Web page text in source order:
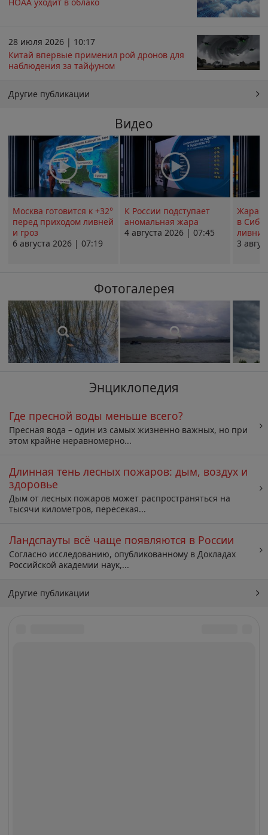
28 июля 2026 | 10:17
Китай впервые применил рой дронов для
наблюдения за тайфуном
Другие публикации
Видео
Москва готовится к +32°
перед приходом ливней
и гроз
6 августа 2026 | 07:19
К России подступает
аномальная жара
4 августа 2026 | 07:45
Жара в
в
ливни
3
Фотогалерея
Энциклопедия
Где пресной воды меньше всего?
Пресная вода – один из самых жизненно важных, но при
этом крайне неравномерно...
Длинная тень лесных пожаров: дым, воздух и
здоровье
Дым от лесных пожаров может распространяться на
тысячи километров, пересекая...
Ландспауты всё чаще появляются в России
Согласно исследованию, опубликованному в Докладах
Российской академии наук,...
Другие публикации